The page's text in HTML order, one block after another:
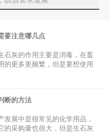
要注意哪几点
石灰的作用主要是消毒，在畜
的更多更频繁，但是要想使用
断的方法
发展中是很常见的化学用品，
的采购量也很大，但是生石灰